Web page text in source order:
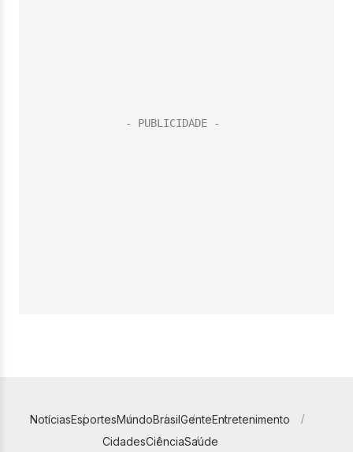
NotíciasEsportesMundoBrasilGenteEntretenimento
CidadesCiênciaSaúde